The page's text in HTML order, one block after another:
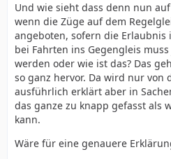
Und wie sieht dass denn nun
wenn die Züge auf dem
angeboten, sofern die
bei Fahrten ins Gegengleis
werden oder wie ist das? Das
so ganz hervor. Da wird nur von
ausführlich erklärt aber in
das ganze zu knapp gefasst als
kann.
Wäre für eine genauere